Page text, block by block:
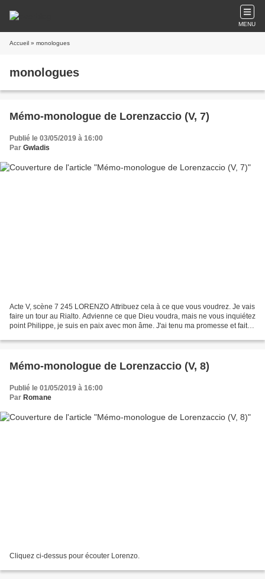
MENU
Accueil » monologues
monologues
Mémo-monologue de Lorenzaccio (V, 7)
Publié le 03/05/2019 à 16:00
Par Gwladis
Acte V, scène 7 245 LORENZO Attribuez cela à ce que vous voudrez. Je vais
faire un tour au Rialto. Advienne ce que Dieu voudra, mais ne vous inquiétez
point Philippe, je suis en paix avec mon âme. J'ai tenu ma promesse et fait le
Mémo-monologue de Lorenzaccio (V, 8)
Publié le 01/05/2019 à 16:00
Par Romane
Cliquez ci-dessus pour écouter Lorenzo.